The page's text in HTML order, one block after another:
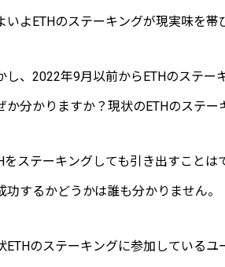
いよETHのステーキングが現実味を帯
し、2022年9月以前からETHのステー
か分かりますか？現状のETHのステー
をステーキングしても引き出すこと
功するかどうかは誰も分かりません。
ETHのステーキングに参加している